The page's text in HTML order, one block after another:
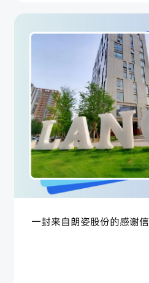
一封来自朗姿股份的感谢信